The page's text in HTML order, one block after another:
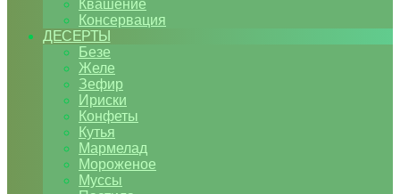
Квашение
Консервация
ДЕСЕРТЫ
Безе
Желе
Зефир
Ириски
Конфеты
Кутья
Мармелад
Мороженое
Муссы